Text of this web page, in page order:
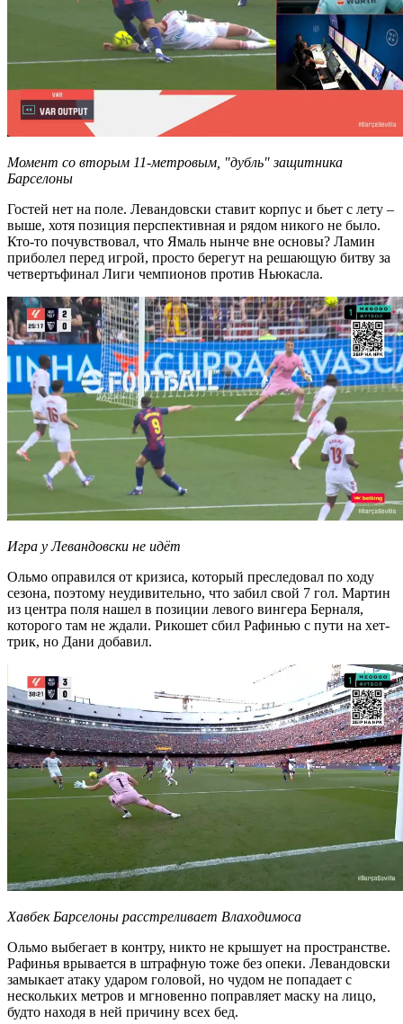
Момент со вторым 11-метровым, "дубль" защитника
Барселоны
Гостей нет на поле. Левандовски ставит корпус и бьет с лету –
выше, хотя позиция перспективная и рядом никого не было.
Кто-то почувствовал, что Ямаль нынче вне основы? Ламин
приболел перед игрой, просто берегут на решающую битву за
четвертьфинал Лиги чемпионов против Ньюкасла.
Игра у Левандовски не идёт
Ольмо оправился от кризиса, который преследовал по ходу
сезона, поэтому неудивительно, что забил свой 7 гол. Мартин
из центра поля нашел в позиции левого вингера Берналя,
которого там не ждали. Рикошет сбил Рафинью с пути на хет-
трик, но Дани добавил.
Хавбек Барселоны расстреливает Влаходимоса
Ольмо выбегает в контру, никто не крышует на пространстве.
Рафинья врывается в штрафную тоже без опеки. Левандовски
замыкает атаку ударом головой, но чудом не попадает с
нескольких метров и мгновенно поправляет маску на лицо,
будто находя в ней причину всех бед.